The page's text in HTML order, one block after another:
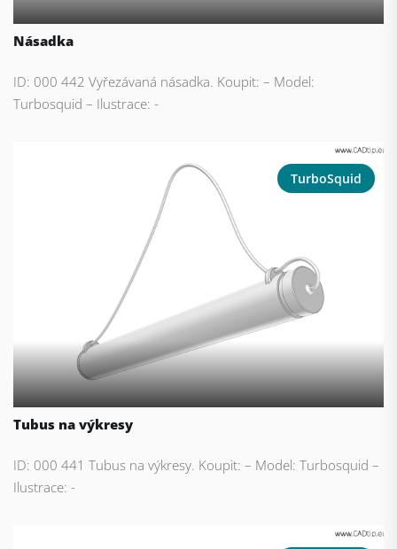
Násadka
ID: 000 442 Vyřezávaná násadka. Koupit: – Model:
Turbosquid – Ilustrace: -
TurboSquid
Tubus na výkresy
ID: 000 441 Tubus na výkresy. Koupit: – Model: Turbosquid –
Ilustrace: -